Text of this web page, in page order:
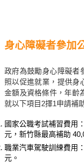
身心障礙者參加
政府為鼓勵身心障礙者
照以促進就業，提供身
金額及資格條件，年齡
就以下項目2擇1申請補
國家公職考試補習費用
元，新竹縣最高補助
職業汽車駕駛訓練費用
元。